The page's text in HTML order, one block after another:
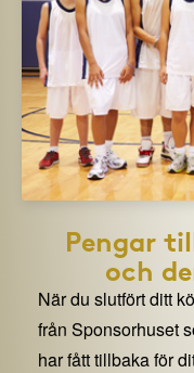
Pengar
och
När du slutfört ditt
från Sponsorhuset
har fått tillbaka för